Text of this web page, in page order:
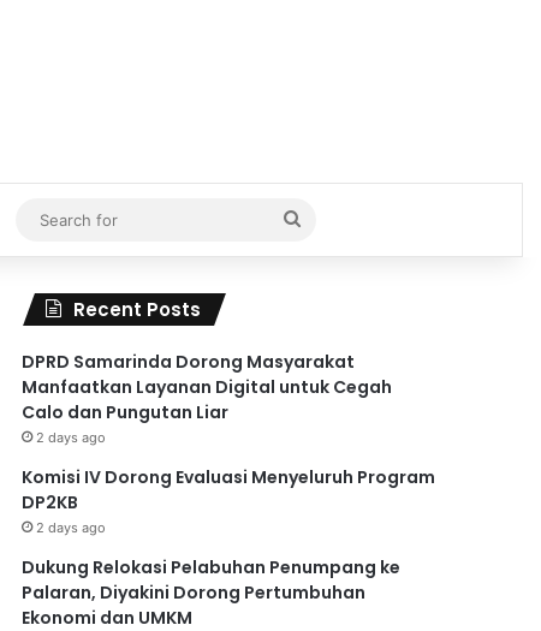
Search
for
Recent Posts
DPRD Samarinda Dorong Masyarakat
Manfaatkan Layanan Digital untuk Cegah
Calo dan Pungutan Liar
2 days ago
Komisi IV Dorong Evaluasi Menyeluruh Program
DP2KB
2 days ago
Dukung Relokasi Pelabuhan Penumpang ke
Palaran, Diyakini Dorong Pertumbuhan
Ekonomi dan UMKM